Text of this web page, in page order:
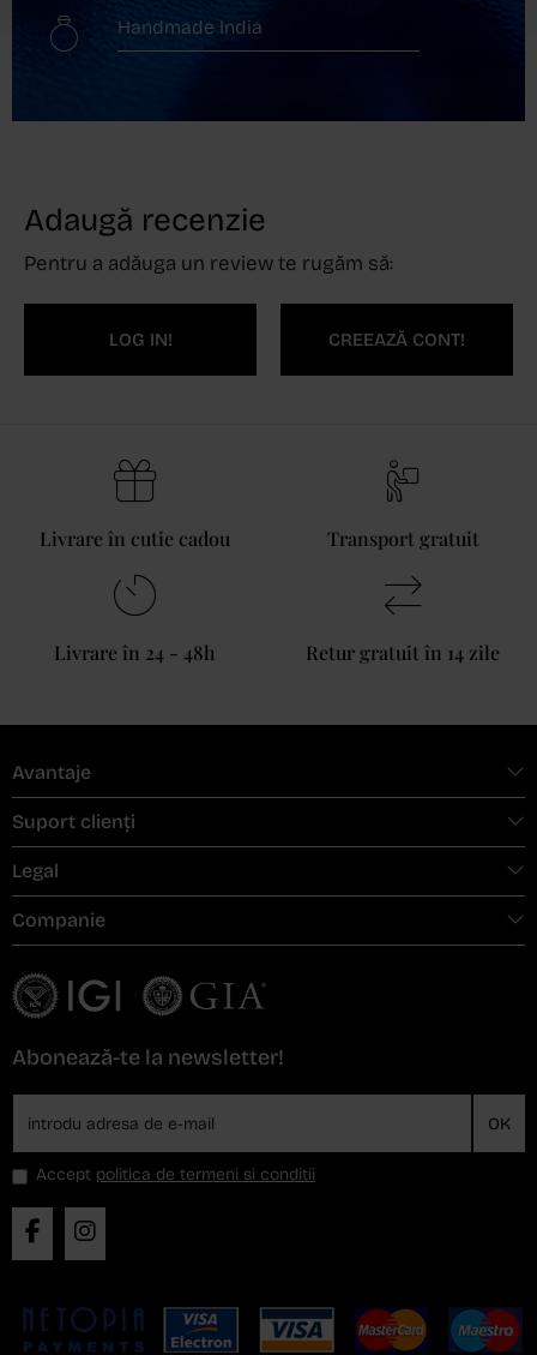
Handmade India
Adaugă recenzie
Pentru a adăuga un review te rugăm să:
LOG IN! CREEAZĂ CONT!
Livrare în cutie cadou Transport gratuit
Livrare în 24 - 48h Retur gratuit în 14 zile
Avantaje
Suport clienți
Legal
Companie
Abonează-te la newsletter!
OK
Accept politica de termeni si conditii